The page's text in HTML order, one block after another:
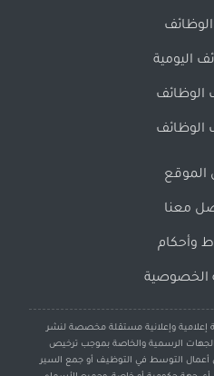
اليومية
الوظائف
الوظائف
الموقع
معنا
وأحكام
الخصوصية
وإعلانية مستقلة مخصصة لنشر
الجهات الرسمية والخاصة بموجب ترخيص
أعمال التوسط في التوظيف أو جمع السير